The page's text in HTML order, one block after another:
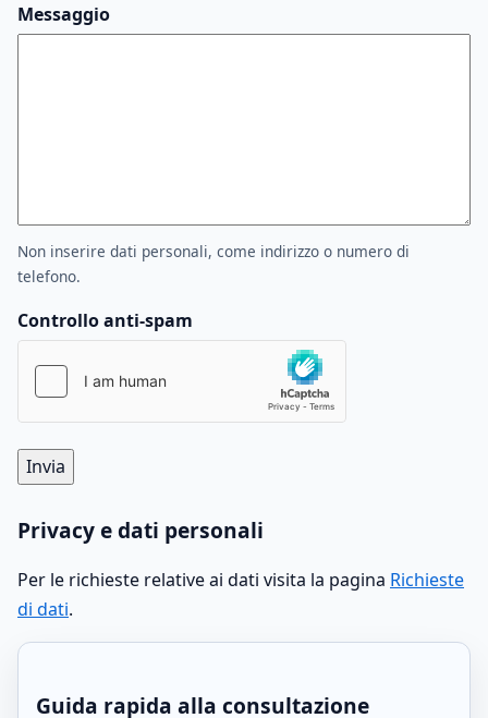
Messaggio
Non inserire dati personali, come indirizzo o numero di
telefono.
Controllo anti-spam
Invia
Privacy e dati personali
Per le richieste relative ai dati visita la pagina Richieste
di dati.
Guida rapida alla consultazione